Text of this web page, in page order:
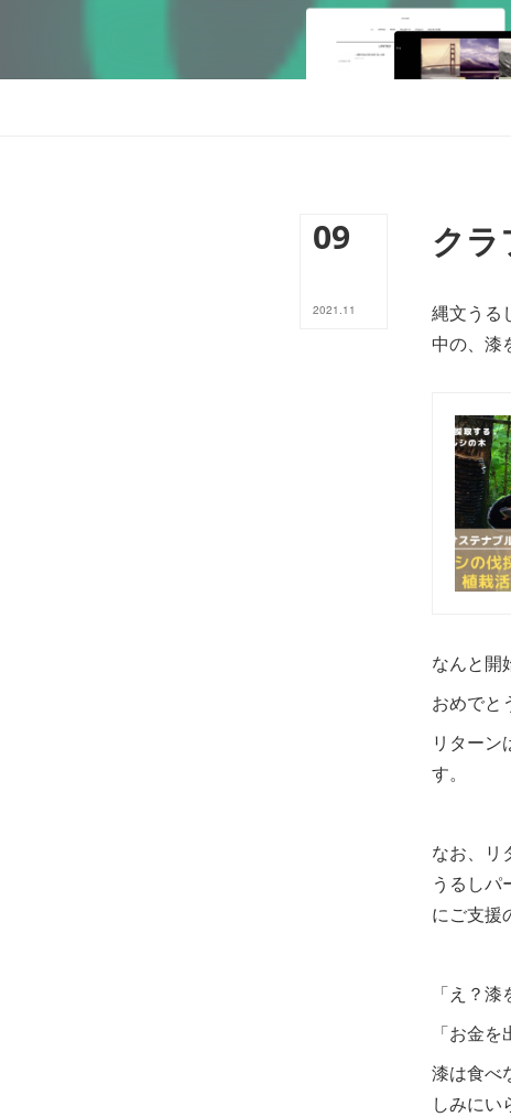
09
2021 .11
クラ
縄文うる
中の、漆
なんと開
おめでと
リターン
す。
なお、リ
うるしパ
にご支援
「え？
「お金
漆は食べ
しみにい